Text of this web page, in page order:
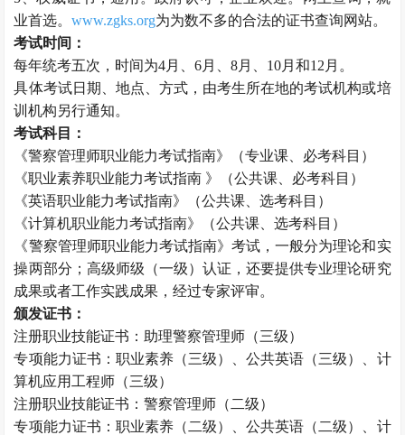
业首选。www.zgks.org为为数不多的合法的证书查询网站。
考试时间：
每年统考五次，时间为4月、6月、8月、10月和12月。
具体考试日期、地点、方式，由考生所在地的考试机构或培
训机构另行通知。
考试科目：
《警察管理师职业能力考试指南》（专业课、必考科目）
《职业素养职业能力考试指南 》（公共课、必考科目）
《英语职业能力考试指南》（公共课、选考科目）
《计算机职业能力考试指南》（公共课、选考科目）
《警察管理师职业能力考试指南》考试，一般分为理论和实
操两部分；高级师级（一级）认证，还要提供专业理论研究
成果或者工作实践成果，经过专家评审。
颁发证书：
注册职业技能证书：助理警察管理师（三级）
专项能力证书：职业素养（三级）、公共英语（三级）、计
算机应用工程师（三级）
注册职业技能证书：警察管理师（二级）
专项能力证书：职业素养（二级）、公共英语（二级）、计